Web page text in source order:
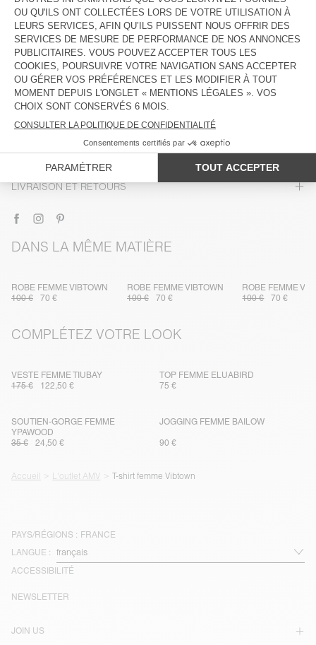
DESCRIPTION
TAILLE ET COUPE
COMPOSITION
TRAÇABILITÉ
LIVRAISON ET RETOURS
DANS LA MÊME MATIÈRE
ROBE FEMME VIBTOWN
100 €
70 €
ROBE FEMME VIBTOWN
100 €
70 €
ROBE FEMME
100 €
70 €
COMPLÉTEZ VOTRE LOOK
VESTE FEMME TIUBAY
175 €
122,50 €
TOP FEMME ELUABIRD
75 €
SOUTIEN-GORGE FEMME
YPAWOOD
35 €
24,50 €
JOGGING FEMME BAILOW
90 €
Accueil L'outlet AMV T-shirt femme Vibtown
PAYS/RÉGIONS : FRANCE
LANGUE :
ACCESSIBILITÉ
JOIN US
NEWSLETTER